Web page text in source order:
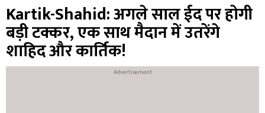
Kartik-Shahid: अगले साल ईद पर होगी
बड़ी टक्कर, एक साथ मैदान में उतरेंगे
शाहिद और कार्तिक!